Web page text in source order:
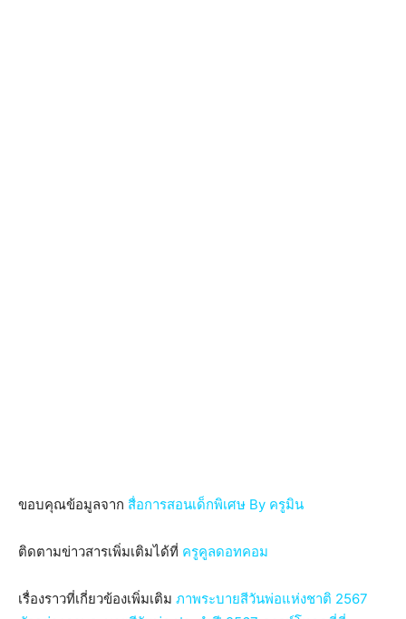
ขอบคุณข้อมูลจาก สื่อการสอนเด็กพิเศษ By ครูมิน
ติดตามข่าวสารเพิ่มเติมได้ที่ ครูคูลดอทคอม
เรื่องราวที่เกี่ยวข้องเพิ่มเติม ภาพระบายสีวันพ่อแห่งชาติ 2567